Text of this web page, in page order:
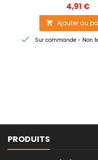
Prix
4,91 €
 Ajouter au
 Sur commande - Non
PRODUITS